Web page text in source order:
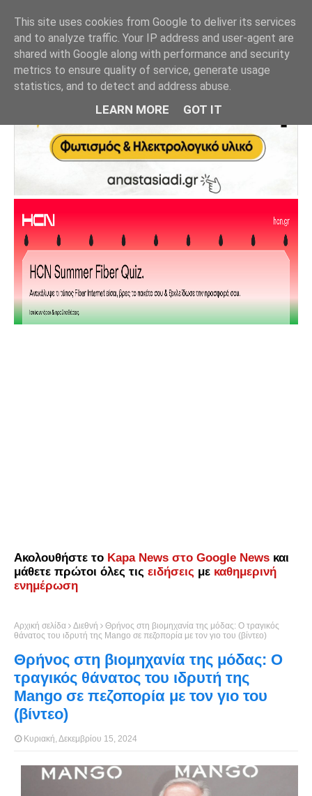
Ακολουθήστε το Kapa News στο Google News και
μάθετε πρώτοι όλες τις ειδήσεις με καθημερινή
ενημέρωση
Αρχική σελίδα Διεθνή
Θρήνος στη βιομηχανία της μόδας: Ο τραγικός
θάνατος του ιδρυτή της Mango σε πεζοπορία με τον γιο του (βίντεο)
Θρήνος στη βιομηχανία της μόδας: Ο
τραγικός θάνατος του ιδρυτή της
Mango σε πεζοπορία με τον γιο του
(βίντεο)
Κυριακή, Δεκεμβρίου 15, 2024
This site uses cookies from Google to deliver its services
and to analyze traffic. Your IP address and user-agent are
shared with Google along with performance and security
metrics to ensure quality of service, generate usage
statistics, and to detect and address abuse.
LEARN MORE GOT IT